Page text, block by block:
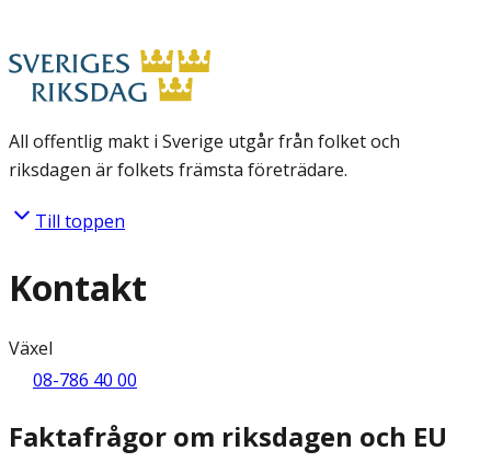
All offentlig makt i Sverige utgår från folket och
riksdagen är folkets främsta företrädare.
Till toppen
Kontakt
Växel
08-786 40 00
Faktafrågor om riksdagen och EU